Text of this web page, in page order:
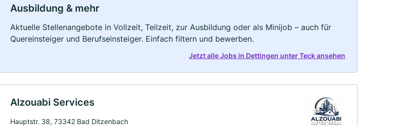
Ausbildung & mehr
Aktuelle Stellenangebote in Vollzeit, Teilzeit, zur Ausbildung oder als Minijob – auch für
Quereinsteiger und Berufseinsteiger. Einfach filtern und bewerben.
Jetzt alle Jobs in Dettingen unter Teck ansehen
Alzouabi Services
Hauptstr. 38, 73342 Bad Ditzenbach